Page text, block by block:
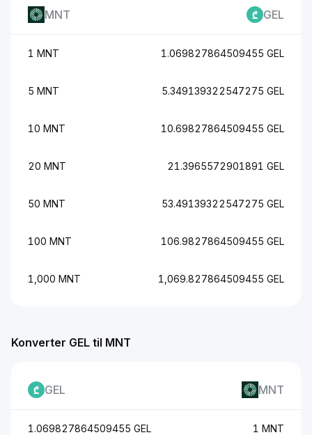
MNT GEL
1 MNT 1.069827864509455 GEL
5 MNT 5.349139322547275 GEL
10 MNT 10.69827864509455 GEL
20 MNT 21.3965572901891 GEL
50 MNT 53.49139322547275 GEL
100 MNT 106.9827864509455 GEL
1,000 MNT 1,069.827864509455 GEL
Konverter GEL til MNT
GEL MNT
1.069827864509455 GEL 1 MNT